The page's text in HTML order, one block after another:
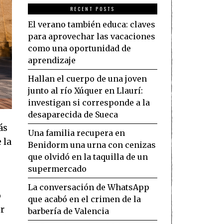
la
RECENT POSTS
El verano también educa: claves
para aprovechar las vacaciones
como una oportunidad de
aprendizaje
Hallan el cuerpo de una joven
junto al río Xúquer en Llaurí:
investigan si corresponde a la
desaparecida de Sueca
Una familia recupera en
Benidorm una urna con cenizas
que olvidó en la taquilla de un
supermercado
La conversación de WhatsApp
que acabó en el crimen de la
barbería de Valencia